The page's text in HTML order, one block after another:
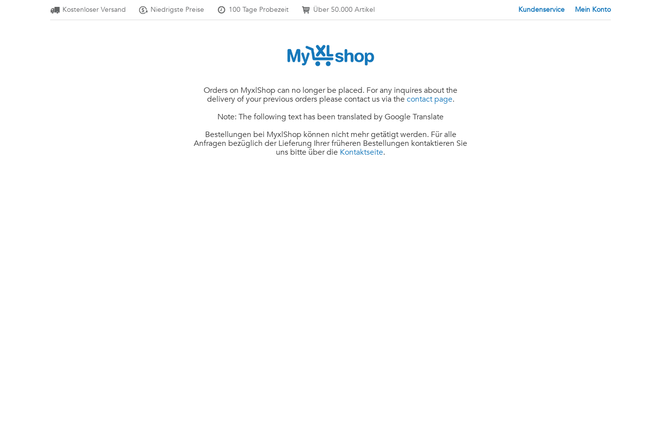
Kostenloser Versand Niedrigste Preise 100 Tage Probezeit Über 50.000 Artikel Kundenservice Mein Konto
Orders on MyxlShop can no longer be placed. For any inquires about the
delivery of your previous orders please contact us via the contact page.
Note: The following text has been translated by Google Translate
Bestellungen bei MyxlShop können nicht mehr getätigt werden. Für alle
Anfragen bezüglich der Lieferung Ihrer früheren Bestellungen kontaktieren Sie
uns bitte über die Kontaktseite.